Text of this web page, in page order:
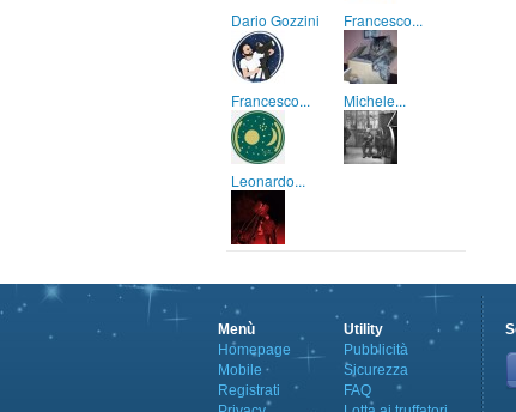
Dario Gozzini Francesco...
Francesco... Michele...
Leonardo...
Menù
Homepage
Mobile
Registrati
Utility
Pubblicità
Sicurezza
FAQ